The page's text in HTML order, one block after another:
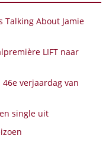
Talking About Jamie
LIFT naar
verjaardag van
single uit